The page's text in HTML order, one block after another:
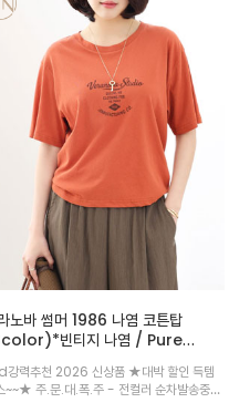
노바 썸머 1986 나염 코튼탑
빈티지 나염 / Pure
룩에 감도가 살아나는 베라노바 스
오 티셔츠
력추천 2026 신상품 ★대박 할인 득템
~~★ 주.문.대.폭.주 - 전컬러 순차발송중